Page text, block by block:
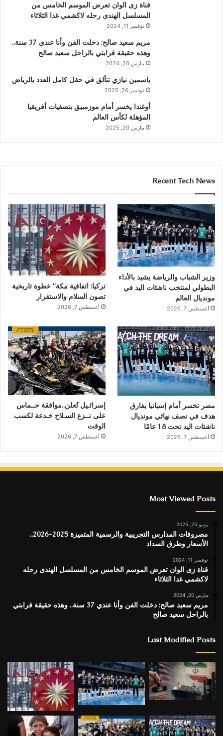
قناة زى الوان تعرض الموسم الخامس من
المسلسل الهندى رحله لاكشمي غدا الثلاثاء
نوفمبر 11, 2024
مريم سعيد صالح: دخلت الفن وأنا عندي 37 سنة..
وهذه حقيقة قرابتي بالراحل سعيد صالح
مارس 20, 2024
ياسمين نيازي تتألق في حقل كامل العدد بالرياض
نوفمبر 26, 2025
أوغندا يخسر أمام موزمبيق بتصفيات أفريقيا
المؤهلة لكأس العالم
مارس 20, 2025
Recent Tech News
وزير الشباب والرياضة يشيد بالأداء
البطولي لمنتخب ناشئات اليد في
مونديال العالم
أغسطس 7, 2026
تركيا: اتفاقية مكة” خطوة تاريخية
تصون السلام والاستقرار
أغسطس 7, 2026
مصر تخسر أمام إسبانيا بفارق
هدف في نصف نهائي مونديال
ناشئات اليد تحت 18 عامًا
أغسطس 7, 2026
إسرائـيل تُعلن..موافقة حــماس
على نــزع السـلاح خـدعة لكسب
الوقت
أغسطس 7, 2026
Most Viewed Posts
يونيو 25, 2025
مصروفات المدارس التجريبية والرسمية المتميزة 2025-2026..
الأسعار وطرق السداد
نوفمبر 11, 2024
قناة زى الوان تعرض الموسم الخامس من المسلسل الهندى رحله
لاكشمي غدا الثلاثاء
مارس 20, 2024
مريم سعيد صالح: دخلت الفن وأنا عندي 37 سنة.. وهذه حقيقة قرابتي
بالراحل سعيد صالح
Last Modified Posts